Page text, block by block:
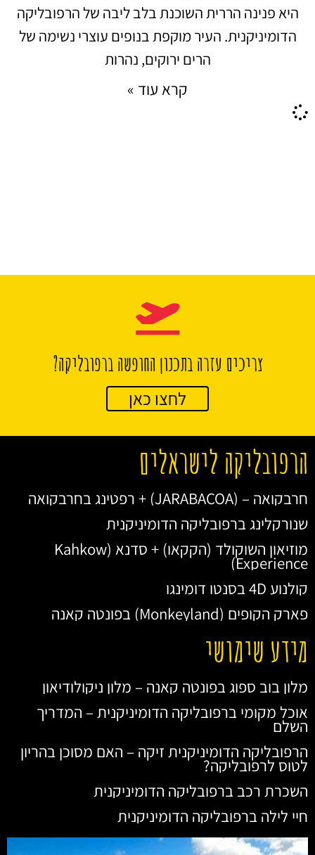
היא פנינה הררית השוכנת בלב ליבה של הרפובליקה
הדומיניקנית. העיר מוקפת בנופים עוצרי נשימה של
הרים ירוקים, נהרות
קרא עוד »
צריכים עזרה בתכנון החופשה ברפובליקה?
לחצו כאן
הרפובליקה לישראלים
חרבקואה – (JARABACOA) + רפטינג בחרבקואה
שנורקלינג ברפובליקה הדומיניקנית
מוזיאון השוקולד (הקקאו) + סדנא (Kahkow
Experience)
קולנוע 4D בסנטו דומינגו
פארק הקופים (Monkeyland) בפונטה קאנה
מידע שימושי
מלון בוב ספוג בפונטה קאנה – מלון ניקולודיאון
אוכל מקומי ברפובליקה הדומיניקנית – המדריך
השלם
הרפובליקה הדומיניקנית זיקה – האם מסוכן בהריון
לטוס לרפובליקה?
השכרת רכב ברפובליקה הדומיניקנית
חיי לילה ברפובליקה הדומיניקנית